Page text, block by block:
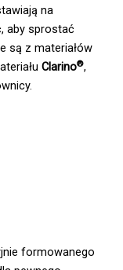
na
aby sprostać
są z materiałów
Clarino®,
formowanego